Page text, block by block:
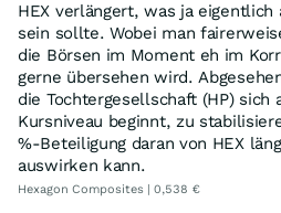
HEX verlängert, was ja
sein sollte. Wobei man
die Börsen im Moment eh im
gerne übersehen wird.
die Tochtergesellschaft (HP)
Kursniveau beginnt, zu
%-Beteiligung daran von HEX
auswirken kann.
Hexagon Composites | 0,538 €